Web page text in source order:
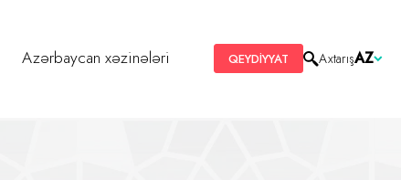
Azərbaycan xəzinələri QEYDİYYAT AxtarışAZ